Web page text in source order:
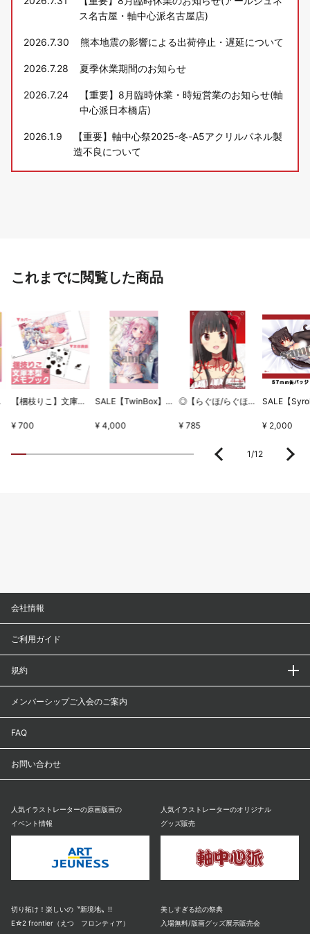
ス名古屋・軸中心派名古屋店)
2026.7.30 熊本地震の影響による出荷停止・遅延について
2026.7.28 夏季休業期間のお知らせ
2026.7.24
【重要】8月臨時休業・時短営業のお知らせ(軸
中心派日本橋店)
2026.1.9
【重要】軸中心祭2025-冬-A5アクリルパネル製
造不良について
これまでに閲覧した商品
セット 【梱枝りこ】文庫本型メモブック・「すいーとほいっぷ」限定版表紙
¥ 700
SALE【TwinBox】WSB1タペストリー・放課後の保健室
¥ 4,000
◎【らぐほ/らぐほのえりか】リボン
¥ 785 ¥ 2,000
1/12
人気イラストレーターの原画版画の
イベント情報
人気イラストレーターのオリジナル
グッズ販売
切り拓け！楽しいの〝新境地〟!!
E☆2 frontier（えつ フロンティア）
美しすぎる絵の祭典
入場無料/版画グッズ展示販売会
会社情報
ご利用ガイド
規約
メンバーシップご入会のご案内
FAQ
お問い合わせ